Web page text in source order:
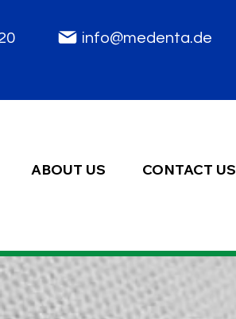
2020 info@medenta.de
ABOUT US CONTACT US